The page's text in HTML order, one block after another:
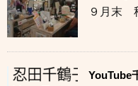
９月末
YouTube